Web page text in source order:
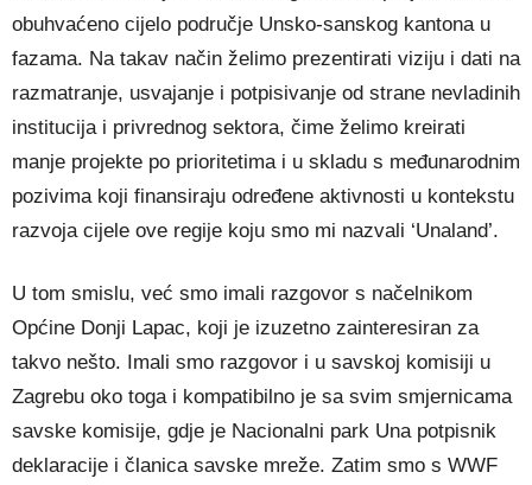
obuhvaćeno cijelo područje Unsko‑sanskog kantona u
fazama. Na takav način želimo prezentirati viziju i dati na
razmatranje, usvajanje i potpisivanje od strane nevladinih
institucija i privrednog sektora, čime želimo kreirati
manje projekte po prioritetima i u skladu s međunarodnim
pozivima koji finansiraju određene aktivnosti u kontekstu
razvoja cijele ove regije koju smo mi nazvali ‘Unaland’.
U tom smislu, već smo imali razgovor s načelnikom
Općine Donji Lapac, koji je izuzetno zainteresiran za
takvo nešto. Imali smo razgovor i u savskoj komisiji u
Zagrebu oko toga i kompatibilno je sa svim smjernicama
savske komisije, gdje je Nacionalni park Una potpisnik
deklaracije i članica savske mreže. Zatim smo s WWF